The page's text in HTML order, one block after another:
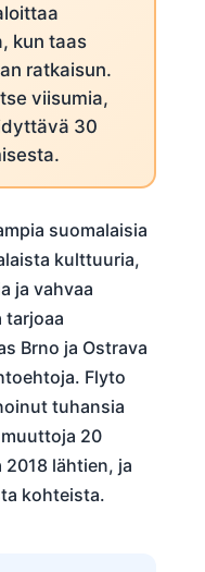
kun taas
ratkaisun.
viisumia,
30
suomalaisia
kulttuuria,
ja vahvaa
tarjoaa
Brno ja Ostrava
Flyto
tuhansia
20
lähtien, ja
kohteista.